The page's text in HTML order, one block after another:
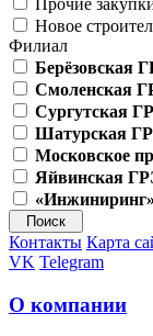
Прочие
Новое
Филиал
Берёзовская
Смоленская
Сургутская
Шатурская
Московское
Яйвинская
Контакты Карта
VK Telegram
О компании